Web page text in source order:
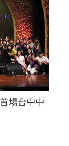
場台中中